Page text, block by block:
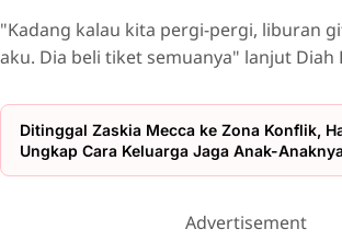
"Kadang kalau kita pergi-pergi, liburan
aku. Dia beli tiket semuanya" lanjut Diah
Ditinggal Zaskia Mecca ke Zona Konflik,
Ungkap Cara Keluarga Jaga Anak-
Advertisement